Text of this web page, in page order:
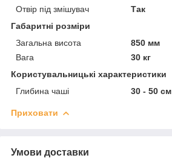
Отвір під змішувач
Так
Габаритні розміри
Загальна висота
850 мм
Вага
30 кг
Користувальницькі характеристики
Глибина чаші
30 - 50 см
Приховати
Умови доставки